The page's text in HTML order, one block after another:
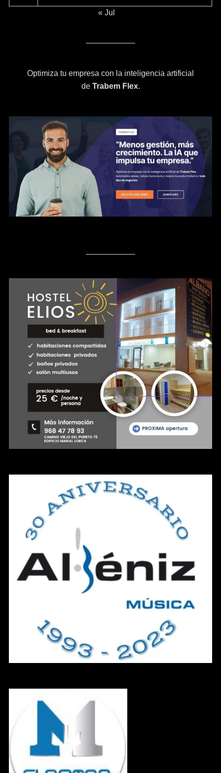
« Jul
Optimiza tu empresa con la inteligencia artificial
de Trabem Flex.